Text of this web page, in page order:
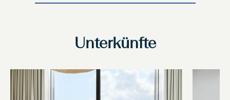
Unterkünfte